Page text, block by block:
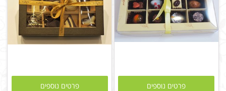
פרטים נוספים פרטים נוספים